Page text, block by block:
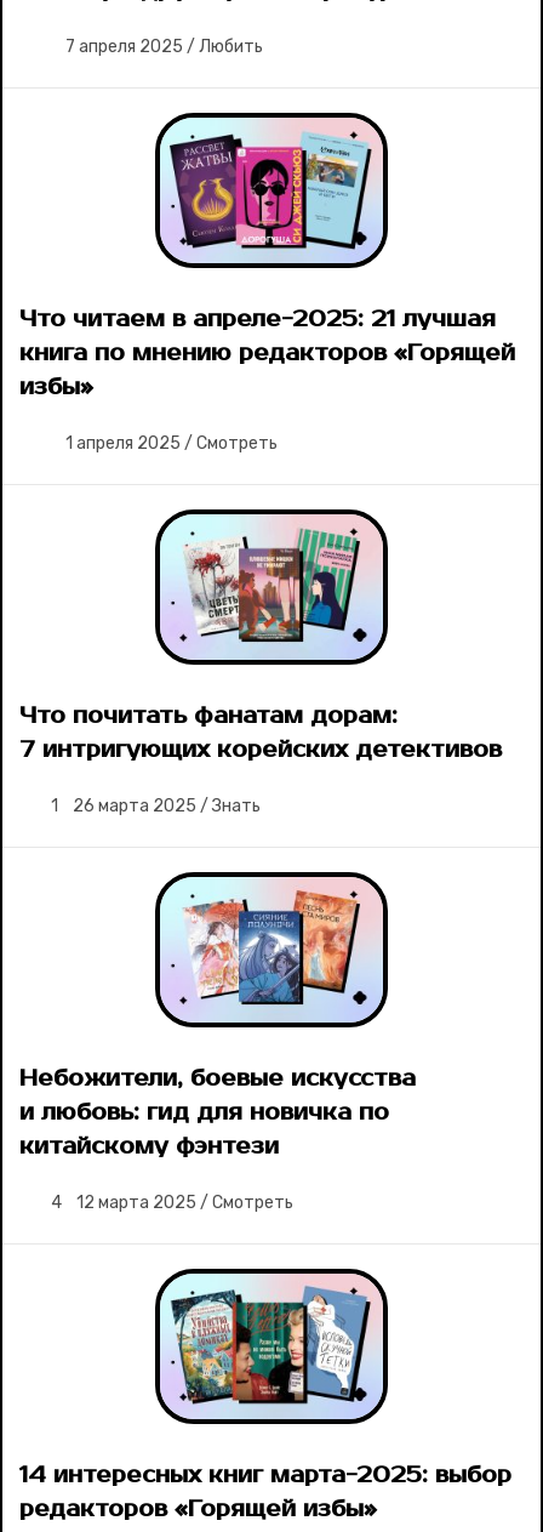
7 апреля 2025 / Любить
Что читаем в апреле-2025: 21 лучшая
книга по мнению редакторов «Горящей
избы»
1 апреля 2025 / Смотреть
Что почитать фанатам дорам:
7 интригующих корейских детективов
1 26 марта 2025 / Знать
Небожители, боевые искусства
и любовь: гид для новичка по
китайскому фэнтези
4 12 марта 2025 / Смотреть
14 интересных книг марта-2025: выбор
редакторов «Горящей избы»